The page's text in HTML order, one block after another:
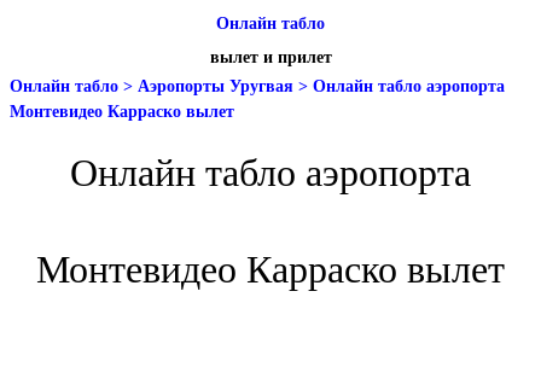
Онлайн табло
вылет и прилет
Онлайн табло > Аэропорты Уругвая > Онлайн табло аэропорта
Монтевидео Карраско вылет
Онлайн табло аэропорта
Монтевидео Карраско вылет